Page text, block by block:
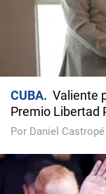
CUBA
Valiente
Premio Libertad
Por Daniel Castropé